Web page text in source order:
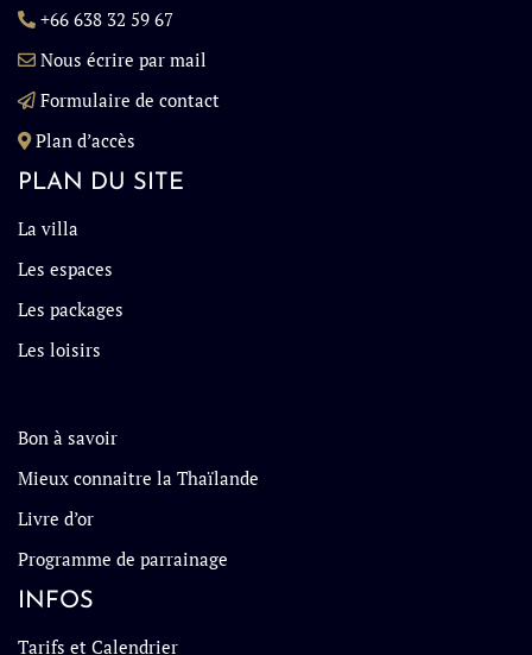
+66 638 32 59 67
Nous écrire par mail
Formulaire de contact
Plan d’accès
PLAN DU SITE
La villa
Les espaces
Les packages
Les loisirs
Bon à savoir
Mieux connaitre la Thaïlande
Livre d’or
Programme de parrainage
INFOS
Tarifs et Calendrier